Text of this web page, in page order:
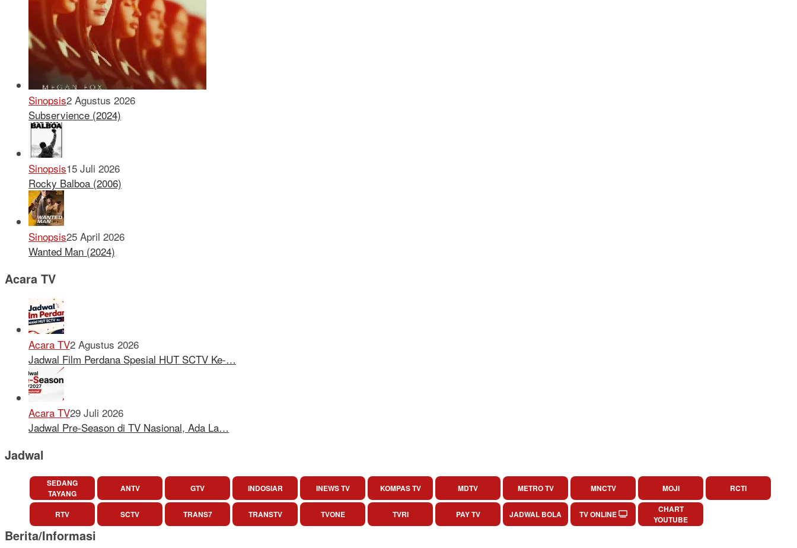
Sinopsis2 Agustus 2026
Subservience (2024)
Sinopsis15 Juli 2026
Rocky Balboa (2006)
Sinopsis25 April 2026
Wanted Man (2024)
Acara TV
Acara TV2 Agustus 2026
Jadwal Film Perdana Spesial HUT SCTV Ke-…
Acara TV29 Juli 2026
Jadwal Pre-Season di TV Nasional, Ada La…
Jadwal
SEDANG
TAYANG
ANTV GTV INDOSIAR INEWS TV KOMPAS TV MDTV METRO TV MNCTV MOJI RCTI
RTV SCTV TRANS7 TRANSTV TVONE TVRI PAY TV JADWAL BOLA TV ONLINE
CHART
YOUTUBE
Berita/Informasi